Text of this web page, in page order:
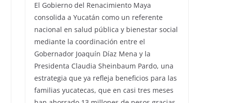
El Gobierno del Renacimiento Maya
consolida a Yucatán como un referente
nacional en salud pública y bienestar social
mediante la coordinación entre el
Gobernador Joaquín Díaz Mena y la
Presidenta Claudia Sheinbaum Pardo, una
estrategia que ya refleja beneficios para las
familias yucatecas, que en casi tres meses